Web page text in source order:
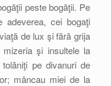
peste bogăţii. Pe
cei bogaţi
de lux şi fără grija
şi insultele la
pe divanuri de
mâncau miei de la